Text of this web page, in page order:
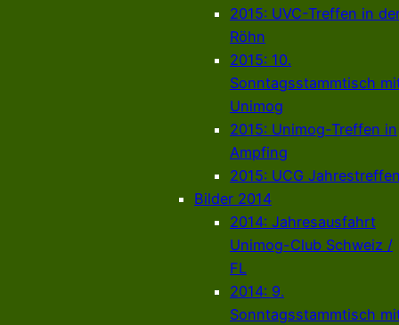
2015: UVC-Treffen in
Röhn
2015: 10.
Sonntagsstammtisch
Unimog
2015: Unimog-Treffen in
Ampfing
2015: UCG
Bilder 2014
2014: Jahresausfahrt
Unimog-Club Schweiz /
FL
2014: 9.
Sonntagsstammtisch